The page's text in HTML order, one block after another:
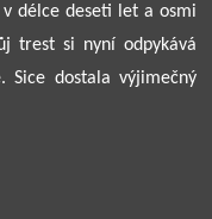
délce deseti let a osmi
trest si nyní odpykává
Sice dostala výjimečný